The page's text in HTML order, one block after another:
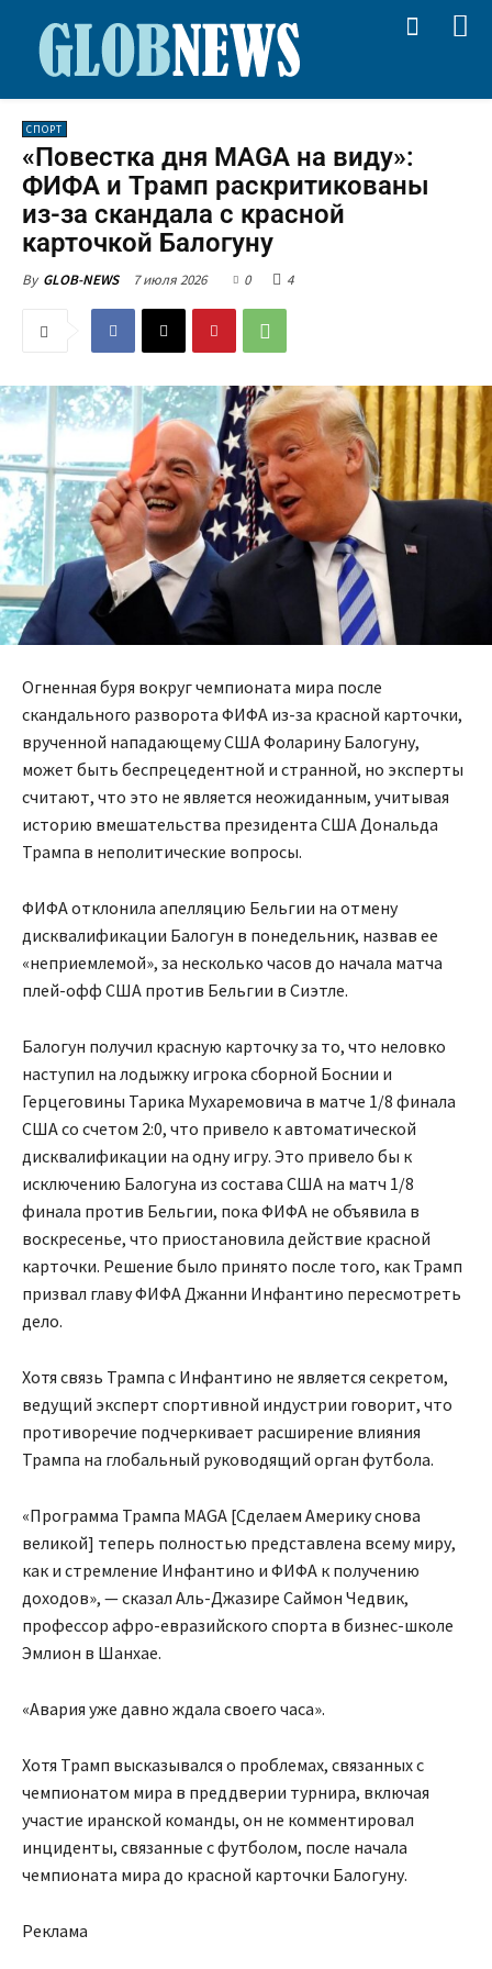
СПОРТ
«Повестка дня MAGA на виду»:
ФИФА и Трамп раскритикованы
из-за скандала с красной
карточкой Балогуну
By GLOB-NEWS 7 июля 2026 0 4
Огненная буря вокруг чемпионата мира после
скандального разворота ФИФА из-за красной карточки,
врученной нападающему США Фоларину Балогуну,
может быть беспрецедентной и странной, но эксперты
считают, что это не является неожиданным, учитывая
историю вмешательства президента США Дональда
Трампа в неполитические вопросы.
ФИФА отклонила апелляцию Бельгии на отмену
дисквалификации Балогун в понедельник, назвав ее
«неприемлемой», за несколько часов до начала матча
плей-офф США против Бельгии в Сиэтле.
Балогун получил красную карточку за то, что неловко
наступил на лодыжку игрока сборной Боснии и
Герцеговины Тарика Мухаремовича в матче 1/8 финала
США со счетом 2:0, что привело к автоматической
дисквалификации на одну игру. Это привело бы к
исключению Балогуна из состава США на матч 1/8
финала против Бельгии, пока ФИФА не объявила в
воскресенье, что приостановила действие красной
карточки. Решение было принято после того, как Трамп
призвал главу ФИФА Джанни Инфантино пересмотреть
дело.
Хотя связь Трампа с Инфантино не является секретом,
ведущий эксперт спортивной индустрии говорит, что
противоречие подчеркивает расширение влияния
Трампа на глобальный руководящий орган футбола.
«Программа Трампа MAGA [Сделаем Америку снова
великой] теперь полностью представлена всему миру,
как и стремление Инфантино и ФИФА к получению
доходов», — сказал Аль-Джазире Саймон Чедвик,
профессор афро-евразийского спорта в бизнес-школе
Эмлион в Шанхае.
«Авария уже давно ждала своего часа».
Хотя Трамп высказывался о проблемах, связанных с
чемпионатом мира в преддверии турнира, включая
участие иранской команды, он не комментировал
инциденты, связанные с футболом, после начала
чемпионата мира до красной карточки Балогуну.
Реклама